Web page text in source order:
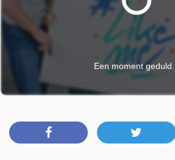
Een moment geduld...